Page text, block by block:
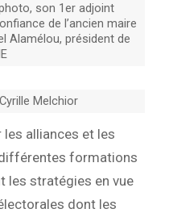
son 1er adjoint
de l’ancien maire
Alamélou, président de
Melchior
alliances et les
formations
les stratégies en vue
dont les